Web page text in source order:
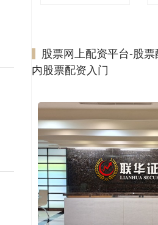
股票网上配资平台-股
内股票配资入门